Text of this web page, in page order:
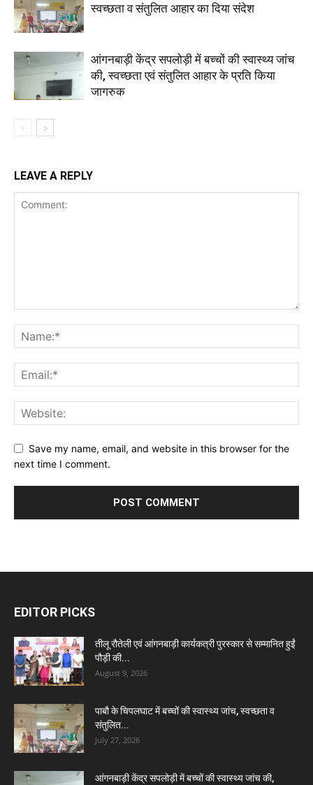
स्वच्छता व संतुलित आहार का दिया संदेश
आंगनबाड़ी केंद्र सपलोड़ी में बच्चों की स्वास्थ्य जांच
की, स्वच्छता एवं संतुलित आहार के प्रति किया
जागरुक
LEAVE A REPLY
Save my name, email, and website in this browser for the
next time I comment.
EDITOR PICKS
तीलू रौतेली एवं आंगनबाड़ी कार्यकत्री पुरस्कार से सम्मानित हुईं
पौड़ी की...
August 9, 2026
पाबौ के चिपलघाट में बच्चों की स्वास्थ्य जांच, स्वच्छता व
संतुलित...
July 27, 2026
आंगनबाड़ी केंद्र सपलोड़ी में बच्चों की स्वास्थ्य जांच की,